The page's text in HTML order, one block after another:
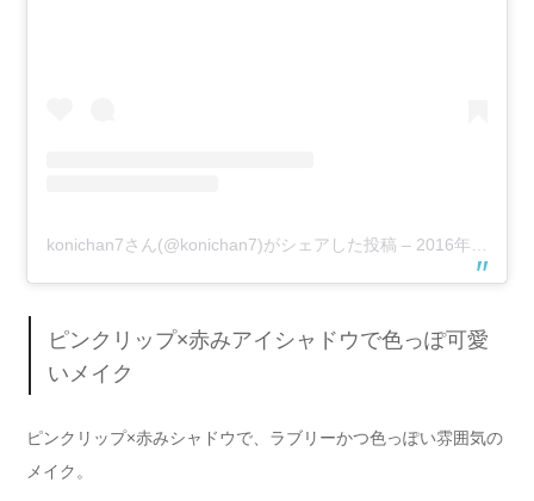
konichan7さん(@konichan7)がシェアした投稿 – 2016年10月月1日午前5時11分PDT
ピンクリップ×赤みアイシャドウで色っぽ可愛
いメイク
ピンクリップ×赤みシャドウで、ラブリーかつ色っぽい雰囲気の
メイク。